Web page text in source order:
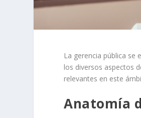
La gerencia pública
los diversos aspectos
relevantes en este
Anatomía